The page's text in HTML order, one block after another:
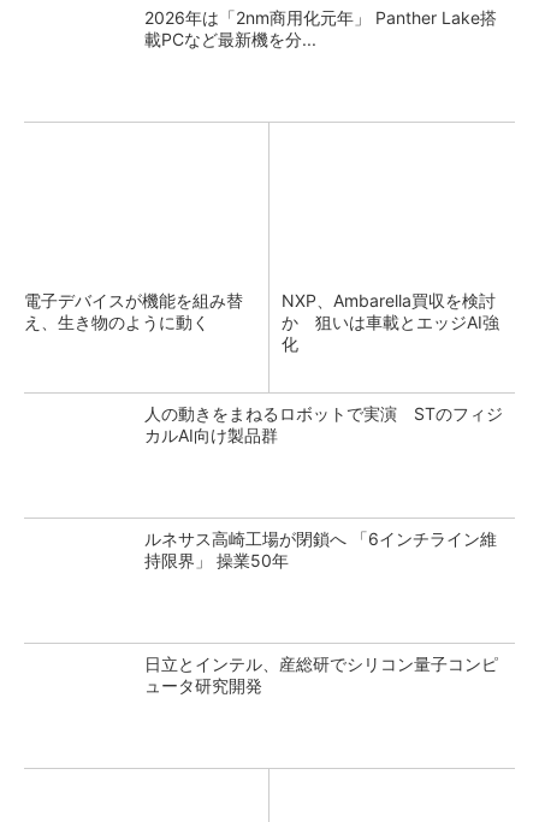
2026年は「2nm商用化元年」 Panther Lake搭
載PCなど最新機を分...
電子デバイスが機能を組み替
え、生き物のように動く
NXP、Ambarella買収を検討
か 狙いは車載とエッジAI強
化
人の動きをまねるロボットで実演 STのフィジ
カルAI向け製品群
ルネサス高崎工場が閉鎖へ 「6インチライン維
持限界」 操業50年
日立とインテル、産総研でシリコン量子コンピ
ュータ研究開発